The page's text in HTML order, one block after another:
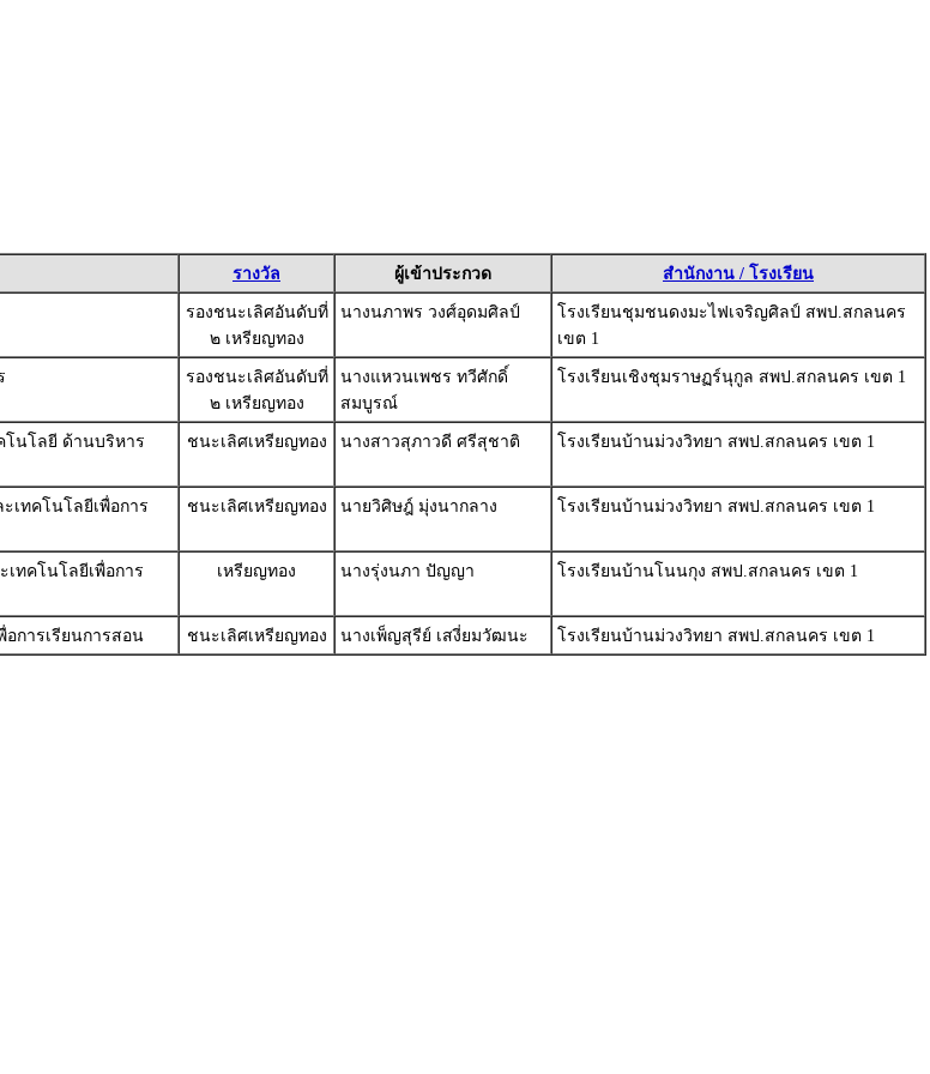
รางวัล ผู้เข้าประกวด
สำนักงาน / โรงเรียน
รองชนะเลิศอันดับที่
๒ เหรียญทอง
นางนภาพร วงศ์อุดมศิลป์
โรงเรียนชุมชนดงมะไฟเจริญศิลป์ สพป.สกลนคร
เขต 1
รองชนะเลิศอันดับที่
๒ เหรียญทอง
นางแหวนเพชร ทวีศักดิ์
สมบูรณ์
โรงเรียนเชิงชุมราษฏร์นุกูล สพป.สกลนคร เขต 1
โนโลยี ด้านบริหาร
ชนะเลิศเหรียญทอง นางสาวสุภาวดี ศรีสุชาติ โรงเรียนบ้านม่วงวิทยา สพป.สกลนคร เขต 1
เทคโนโลยีเพื่อการ
ชนะเลิศเหรียญทอง นายวิศิษฎ์ มุ่งนากลาง โรงเรียนบ้านม่วงวิทยา สพป.สกลนคร เขต 1
ทคโนโลยีเพื่อการ
เหรียญทอง นางรุ่งนภา ปัญญา โรงเรียนบ้านโนนกุง สพป.สกลนคร เขต 1
การเรียนการสอน ชนะเลิศเหรียญทอง นางเพ็ญสุรีย์ เสงี่ยมวัฒนะ โรงเรียนบ้านม่วงวิทยา สพป.สกลนคร เขต 1